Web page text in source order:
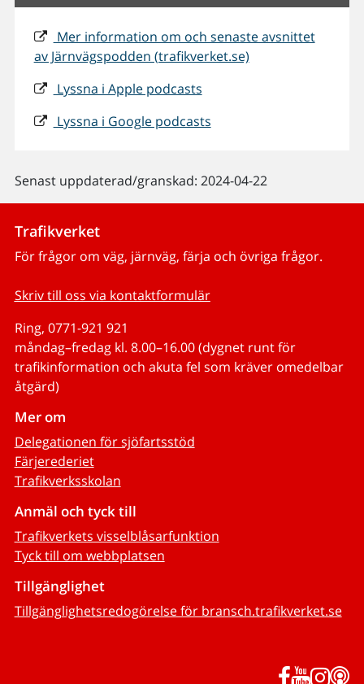
Mer information om och senaste avsnittet
av Järnvägspodden (trafikverket.se)
Lyssna i Apple podcasts
Lyssna i Google podcasts
Senast uppdaterad/granskad: 2024-04-22
Trafikverket
För frågor om väg, järnväg, färja och övriga frågor.
Skriv till oss via kontaktformulär
Ring, 0771-921 921
måndag–fredag kl. 8.00–16.00 (dygnet runt för
trafikinformation och akuta fel som kräver omedelbar
åtgärd)
Mer om
Delegationen för sjöfartsstöd
Färjerederiet
Trafikverksskolan
Anmäl och tyck till
Trafikverkets visselblåsarfunktion
Tyck till om webbplatsen
Tillgänglighet
Tillgänglighetsredogörelse för bransch.trafikverket.se
Facebook
YouTube